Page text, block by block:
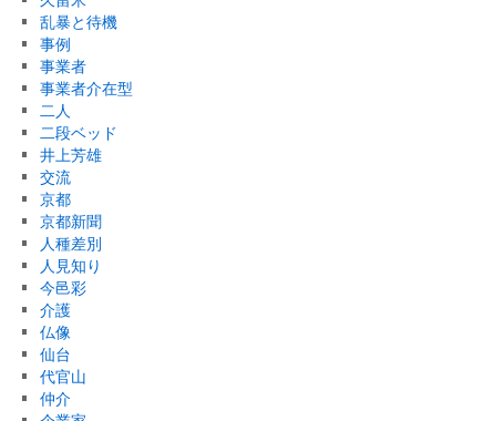
乱暴と待機
事例
事業者
事業者介在型
二人
二段ベッド
井上芳雄
交流
京都
京都新聞
人種差別
人見知り
今邑彩
介護
仏像
仙台
代官山
仲介